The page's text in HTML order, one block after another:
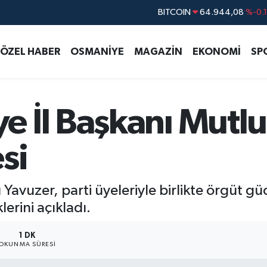
DOLAR 47,7436
STERLİN 64,4811
BITCOIN 64.944,08
ÖZEL HABER OSMANİYE MAGAZİN EKONOMİ
İl Başkanı
Yavuzer, parti üyeleriyle birlikte örgüt
açıkladı.
1 DK
SÜRESI